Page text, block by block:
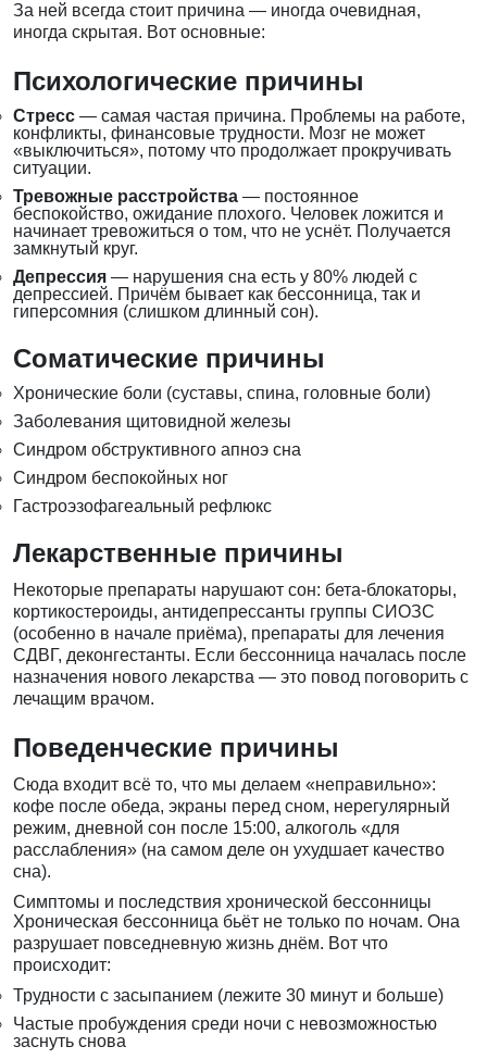
За ней всегда стоит причина — иногда очевидная,
иногда скрытая. Вот основные:
Психологические причины
Стресс — самая частая причина. Проблемы на работе,
конфликты, финансовые трудности. Мозг не может
«выключиться», потому что продолжает прокручивать
ситуации.
Тревожные расстройства — постоянное
беспокойство, ожидание плохого. Человек ложится и
начинает тревожиться о том, что не уснёт. Получается
замкнутый круг.
Депрессия — нарушения сна есть у 80% людей с
депрессией. Причём бывает как бессонница, так и
гиперсомния (слишком длинный сон).
Соматические причины
Хронические боли (суставы, спина, головные боли)
Заболевания щитовидной железы
Синдром обструктивного апноэ сна
Синдром беспокойных ног
Гастроэзофагеальный рефлюкс
Лекарственные причины
Некоторые препараты нарушают сон: бета-блокаторы,
кортикостероиды, антидепрессанты группы СИОЗС
(особенно в начале приёма), препараты для лечения
СДВГ, деконгестанты. Если бессонница началась после
назначения нового лекарства — это повод поговорить с
лечащим врачом.
Поведенческие причины
Сюда входит всё то, что мы делаем «неправильно»:
кофе после обеда, экраны перед сном, нерегулярный
режим, дневной сон после 15:00, алкоголь «для
расслабления» (на самом деле он ухудшает качество
сна).
Симптомы и последствия хронической бессонницы
Хроническая бессонница бьёт не только по ночам. Она
разрушает повседневную жизнь днём. Вот что
происходит:
Трудности с засыпанием (лежите 30 минут и больше)
Частые пробуждения среди ночи с невозможностью
заснуть снова